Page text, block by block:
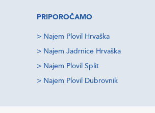
PRIPOROČAMO
> Najem Plovil Hrvaška
> Najem Jadrnice Hrvaška
> Najem Plovil Split
> Najem Plovil Dubrovnik